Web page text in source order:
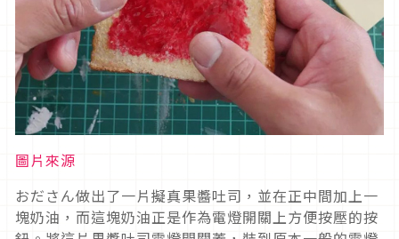
圖片來源
おださん做出了一片擬真果醬吐司，並在正中間加上一
塊奶油，而這塊奶油正是作為電燈開關上方便按壓的按